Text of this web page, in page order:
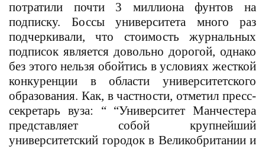
потратили почти 3 миллиона фунтов на
подписку. Боссы университета много раз
подчеркивали, что стоимость журнальных
подписок является довольно дорогой, однако
без этого нельзя обойтись в условиях жесткой
конкуренции в области университетского
образования. Как, в частности, отметил пресс-
секретарь вуза: “ “Университет Манчестера
представляет собой крупнейший
университетский городок в Великобритании и